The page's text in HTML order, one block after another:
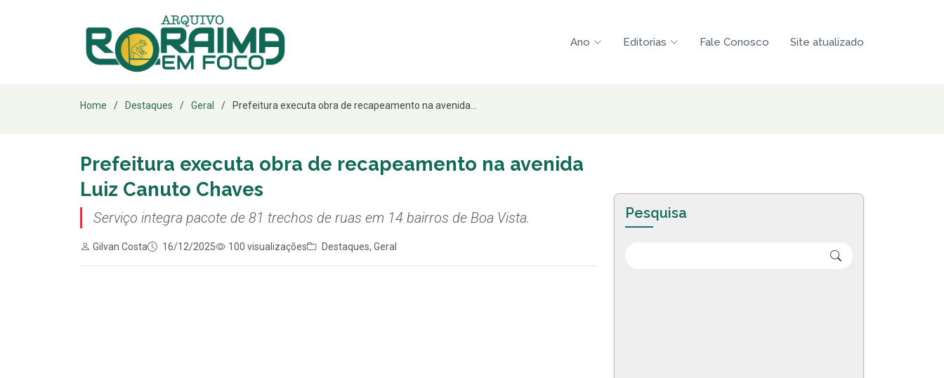
Ano Editorias Fale Conosco Site atualizado
Home Destaques Geral Prefeitura executa obra de recapeamento na avenida...
Prefeitura executa obra de recapeamento na avenida
Luiz Canuto Chaves
Serviço integra pacote de 81 trechos de ruas em 14 bairros de Boa Vista.
Gilvan Costa 16/12/2025 100 visualizações Destaques, Geral
Pesquisa